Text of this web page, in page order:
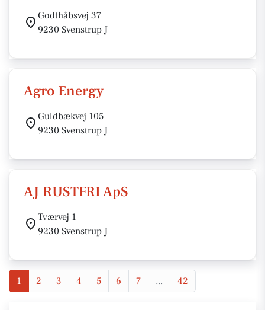
Godthåbsvej 37
9230 Svenstrup J
Agro Energy
Guldbækvej 105
9230 Svenstrup J
AJ RUSTFRI ApS
Tværvej 1
9230 Svenstrup J
1 2 3 4 5 6 7 ... 42